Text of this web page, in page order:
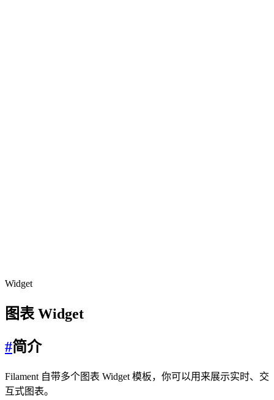
Widget
图表 Widget
#简介
Filament 自带多个图表 Widget 模板，你可以用来展示实时、交
互式图表。